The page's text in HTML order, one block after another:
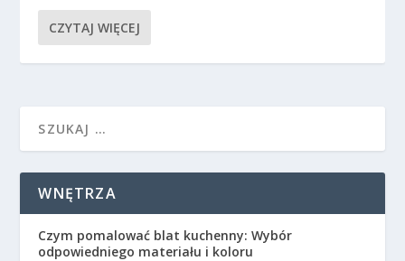
CZYTAJ WIĘCEJ
WNĘTRZA
Czym pomalować blat kuchenny: Wybór
odpowiedniego materiału i koloru